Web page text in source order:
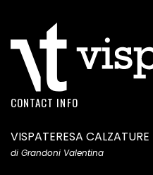
CONTACT INFO
VISPATERESA CALZATURE
di Grandoni Valentina